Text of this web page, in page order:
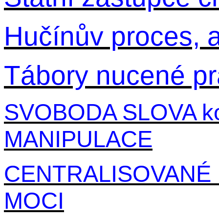
Hučínův proces,
Tábory nucené
SVOBODA SLOVA
MANIPULACE
MOCI